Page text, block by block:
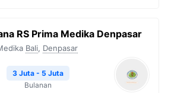
RS Prima Medika Denpasar
Bali, Denpasar
3 Juta - 5 Juta
Bulanan